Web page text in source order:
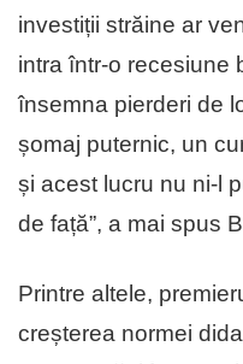
investiții străine ar
intra într-o recesiune
însemna pierderi de
șomaj puternic, un
și acest lucru nu ni-l
de față”, a mai spus
Printre altele,
creșterea normei